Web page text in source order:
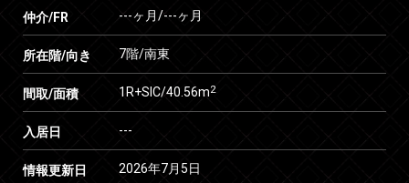
仲介/FR ---ヶ月/---ヶ月
所在階/向き 7階/南東
間取/面積 1R+SIC/40.56m2
入居日 ---
情報更新日 2026年7月5日